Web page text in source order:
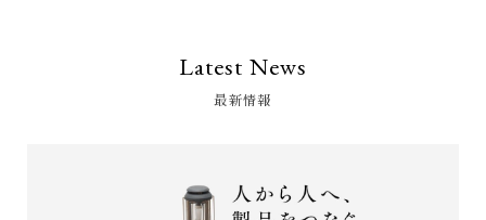
Latest News
最新情報